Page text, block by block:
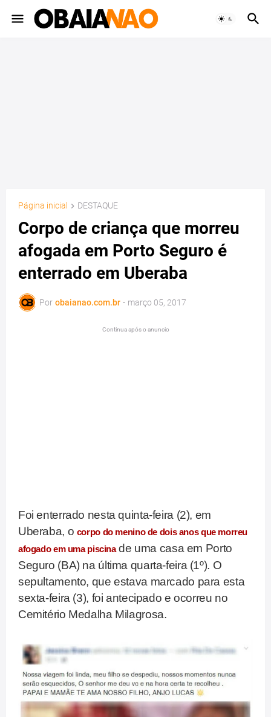
Página inicial DESTAQUE
Corpo de criança que morreu
afogada em Porto Seguro é
enterrado em Uberaba
Por obaianao.com.br - março 05, 2017
Continua após o anuncio
Foi enterrado nesta quinta-feira (2), em
Uberaba, o corpo do menino de dois anos que morreu
afogado em uma piscinade uma casa em Porto
Seguro (BA) na última quarta-feira (1º). O
sepultamento, que estava marcado para esta
sexta-feira (3), foi antecipado e ocorreu no
Cemitério Medalha Milagrosa.